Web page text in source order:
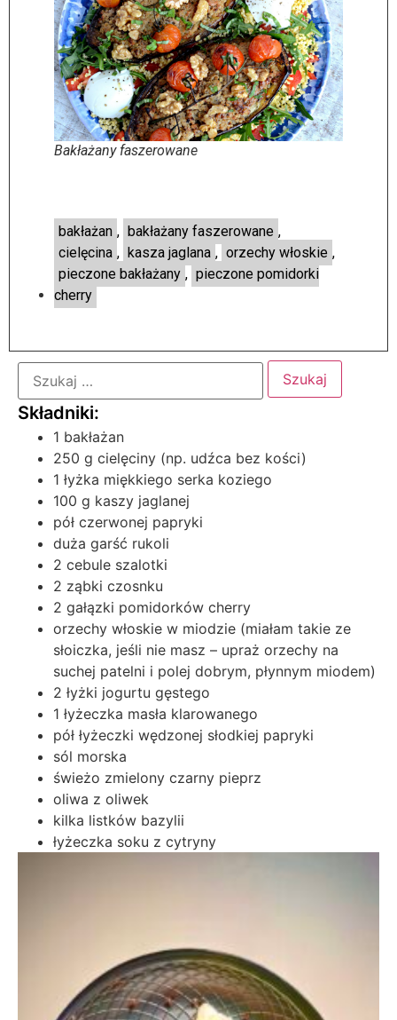
Bakłażany faszerowane
bakłażan , bakłażany faszerowane ,
cielęcina , kasza jaglana , orzechy włoskie ,
pieczone bakłażany , pieczone pomidorki
cherry
1 bakłażan
250 g cielęciny (np. udźca bez kości)
1 łyżka miękkiego serka koziego
100 g kaszy jaglanej
pół czerwonej papryki
duża garść rukoli
2 cebule szalotki
2 ząbki czosnku
2 gałązki pomidorków cherry
orzechy włoskie w miodzie (miałam takie ze
słoiczka, jeśli nie masz – upraż orzechy na
suchej patelni i polej dobrym, płynnym miodem)
2 łyżki jogurtu gęstego
1 łyżeczka masła klarowanego
pół łyżeczki wędzonej słodkiej papryki
sól morska
świeżo zmielony czarny pieprz
oliwa z oliwek
kilka listków bazylii
łyżeczka soku z cytryny